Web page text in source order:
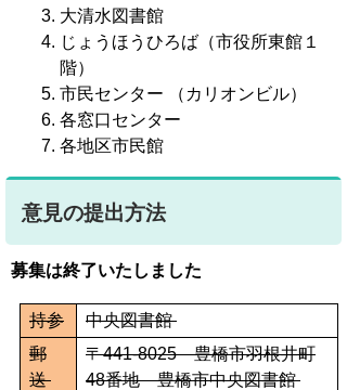
大清水図書館
じょうほうひろば（市役所東館１
階）
市民センター （カリオンビル）
各窓口センター
各地区市民館
意見の提出方法
募集は終了いたしました
持参
中央図書館
郵
送
〒441-8025 豊橋市羽根井町
48番地 豊橋市中央図書館